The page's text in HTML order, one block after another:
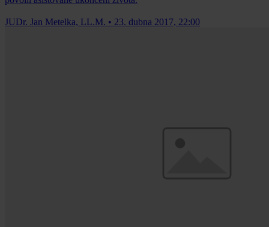
JUDr. Jan Metelka, LL.M. • 23. dubna 2017, 22:00